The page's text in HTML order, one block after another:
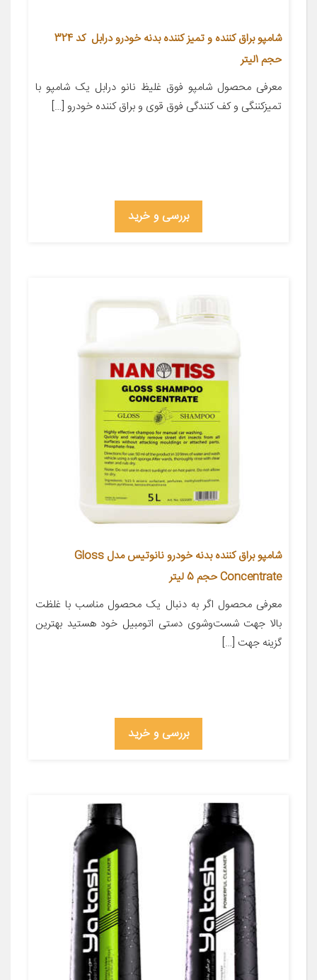
شامپو براق کننده و تمیز کننده بدنه خودرو درابل کد 324
حجم 1لیتر
معرفی محصول شامپو فوق غلیظ نانو درابل یک شامپو با
تمیزکننگی و کف کنندگی فوق قوی و براق کننده خودرو […]
بررسی و خرید
شامپو براق کننده بدنه خودرو نانوتیس مدل Gloss
Concentrate حجم 5 لیتر
معرفی محصول اگر به دنبال یک محصول مناسب با غلظت
بالا جهت شست‌وشوی دستی اتومبیل خود هستید بهترین
گزینه جهت […]
بررسی و خرید